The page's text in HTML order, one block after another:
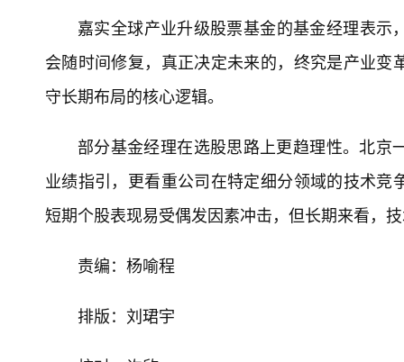
嘉实全球产业升级股票基金的基金经理表
会随时间修复，真正决定未来的，终究是产业
守长期布局的核心逻辑。
部分基金经理在选股思路上更趋理性。北
业绩指引，更看重公司在特定细分领域的技术
短期个股表现易受偶发因素冲击，但长期来看，
责编：杨喻程
排版：刘珺宇